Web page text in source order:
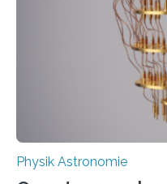
Internationalen Jahr der
technologie ausgerufen
internationale
Physik Astronomie